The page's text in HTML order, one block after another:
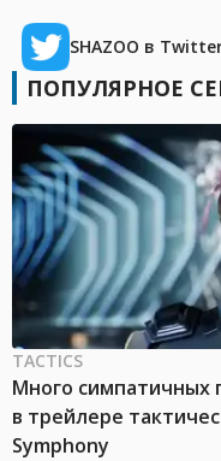
SHAZOO в
ПОПУЛЯРНОЕ
TACTICS
Много симпатичных
в трейлере
Symphony